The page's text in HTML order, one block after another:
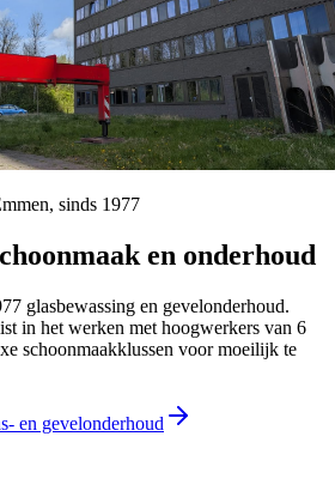
, sinds 1977
en onderhoud
glasbewassing en gevelonderhoud.
in het werken met hoogwerkers van 6
schoonmaakklussen voor moeilijk te
en gevelonderhoud